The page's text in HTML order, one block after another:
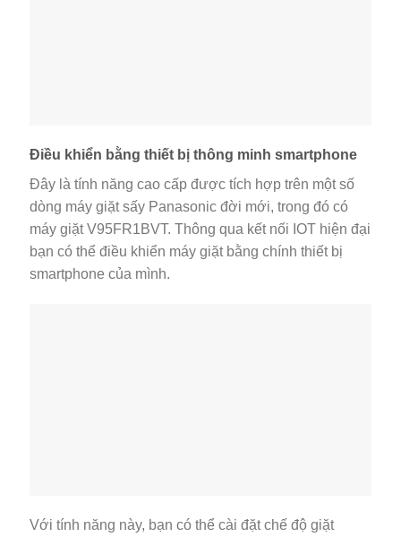
Điều khiển bằng thiết bị thông minh smartphone
Đây là tính năng cao cấp được tích hợp trên một số
dòng máy giặt sấy Panasonic đời mới, trong đó có
máy giặt V95FR1BVT. Thông qua kết nối IOT hiện đại
bạn có thể điều khiển máy giặt bằng chính thiết bị
smartphone của mình.
Với tính năng này, bạn có thể cài đặt chế độ giặt